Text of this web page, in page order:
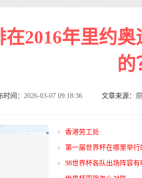
在2016年里约
的
时间： 2026-03-07 09:18:36 文章来源：
香港劳工处
第一届世界杯在哪里举行
98世界杯各队出场阵容有